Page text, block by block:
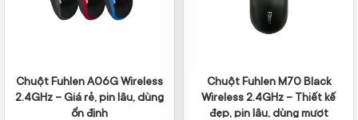
Chuột Fuhlen A06G Wireless
2.4GHz – Giá rẻ, pin lâu, dùng
ổn định
Chuột Fuhlen M70 Black
Wireless 2.4GHz – Thiết kế
đẹp, pin lâu, dùng mượt